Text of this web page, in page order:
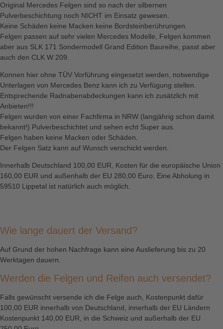
Original Mercedes Felgen sind so nach der silbernen
Pulverbeschichtung noch NICHT im Einsatz gewesen.
Keine Schäden keine Macken keine Bordsteinberührungen.
Felgen passen auf sehr vielen Mercedes Modelle, Felgen kommen
aber aus SLK 171 Sondermodell Grand Edition Baureihe, passt aber
auch den CLK W 209.
Konnen hier ohne TÜV Vorführung eingesetzt werden, notwendige
Unterlagen von Mercedes Benz kann ich zu Verfügung stellen.
Entsprechende Radnabenabdeckungen kann ich zusätzlich mit
Anbieten!!!
Felgen wurden von einer Fachfirma in NRW (langjährig schon damit
bekannt!) Pulverbeschichtet und sehen echt Super aus.
Felgen haben keine Macken oder Schäden.
Der Felgen Satz kann auf Wunsch verschickt werden.
Innerhalb Deutschland 100,00 EUR, Kosten für die europäische Union
160,00 EUR und außenhalb der EU 280,00 Euro. Eine Abholung in
59510 Lippetal ist natürlich auch möglich.
Wie lange dauert der Versand?
Auf Grund der hohen Nachfrage kann eine Auslieferung bis zu 20
Werktagen dauern.
Werden die Felgen und Reifen auch versendet?
Falls gewünscht versende ich die Felge auch, Kostenpunkt dafür
100,00 EUR innerhalb von Deutschland, innerhalb der EU Ländern
Kostenpunkt 140,00 EUR, in die Schweiz und außerhalb der EU